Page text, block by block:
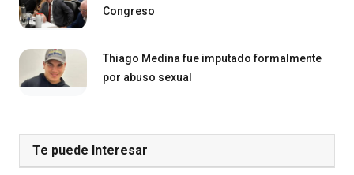
Congreso
Thiago Medina fue imputado formalmente
por abuso sexual
Te puede Interesar